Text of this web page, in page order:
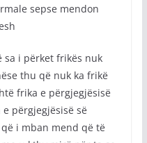
sepse mendon
sa i përket frikës nuk
thu që nuk ka frikë
frika e përgjegjësisë
përgjegjësisë së
i mban mend që të